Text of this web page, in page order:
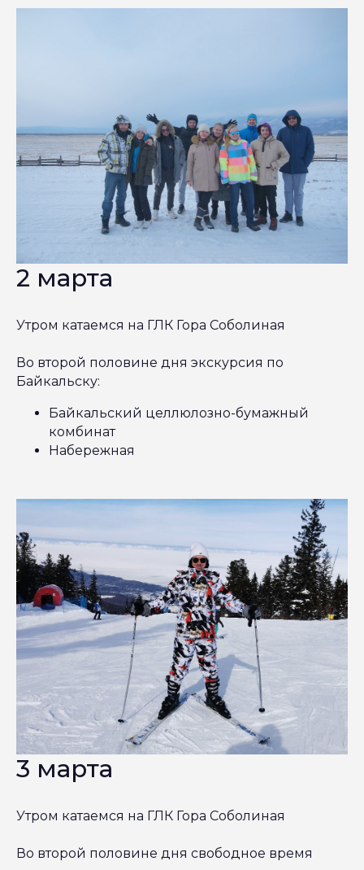
2 марта
Утром катаемся на ГЛК Гора Соболиная
Во второй половине дня экскурсия по
Байкальску:
Байкальский целлюлозно-бумажный
комбинат
Набережная
3 марта
Утром катаемся на ГЛК Гора Соболиная
Во второй половине дня свободное время